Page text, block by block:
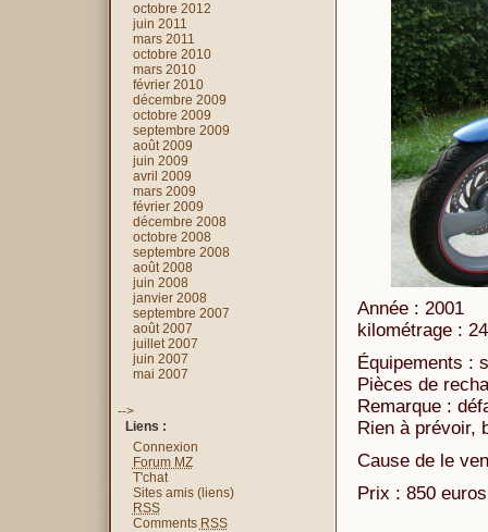
Année : 2001
kilométrage :
Équipements :
Pièces de
Remarque :
Rien à prévoir,
Cause de le
Prix : 850 euros
octobre 2012
juin 2011
mars 2011
octobre 2010
mars 2010
février 2010
décembre 2009
octobre 2009
septembre 2009
août 2009
juin 2009
avril 2009
mars 2009
février 2009
décembre 2008
octobre 2008
septembre 2008
août 2008
juin 2008
janvier 2008
septembre 2007
août 2007
juillet 2007
juin 2007
mai 2007
-->
Liens :
Connexion
Forum MZ
T'chat
Sites amis (liens)
RSS
Comments RSS